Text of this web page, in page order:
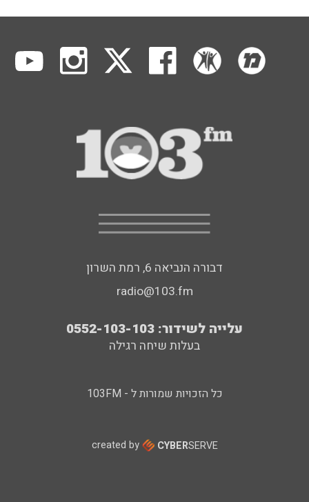
דבורה הנביאה 6, רמת השרון
radio@103.fm
עלייה לשידור: 0552-103-103
בעלות שיחה רגילה
כל הזכויות שמורות ל - 103FM
created by CYBERSERVE